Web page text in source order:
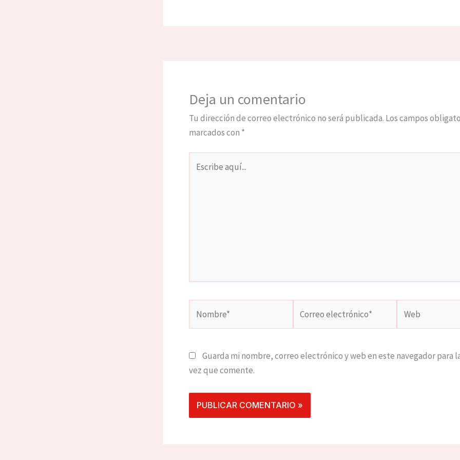
Deja un comentario
Tu dirección de correo electrónico no será publicada. Los campos
marcados con *
aquí...
electrónico*
Guarda mi nombre, correo electrónico y web en este navegador para
vez que comente.